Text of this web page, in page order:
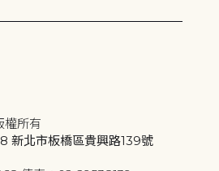
權所有
新北市板橋區貴興路139號